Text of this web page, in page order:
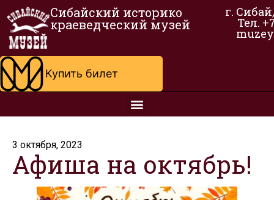
Сибайский историко
краеведческий музей
г.
Тел.
Купить билет
3 октября, 2023
Афиша на октябрь!